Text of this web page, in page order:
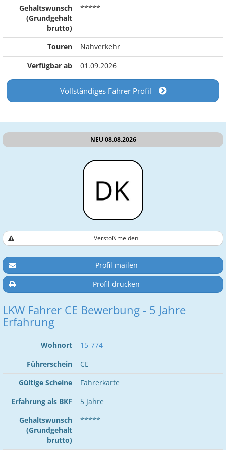
Gehaltswunsch
(Grundgehalt
brutto)
*****
Touren
Nahverkehr
Verfügbar ab
01.09.2026
Vollständiges Fahrer Profil
NEU 08.08.2026
Verstoß melden
Profil mailen
Profil drucken
LKW Fahrer CE Bewerbung - 5 Jahre
Erfahrung
Wohnort
15-774
Führerschein
CE
Gültige Scheine
Fahrerkarte
Erfahrung als BKF
5 Jahre
Gehaltswunsch
(Grundgehalt
brutto)
*****